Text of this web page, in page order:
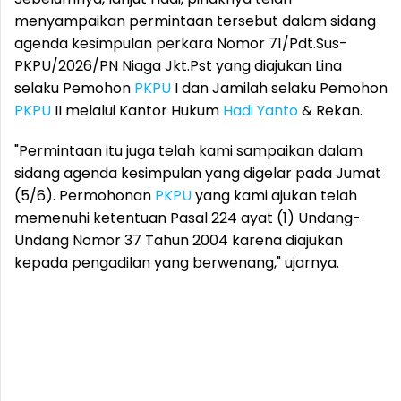
menyampaikan permintaan tersebut dalam sidang
agenda kesimpulan perkara Nomor 71/Pdt.Sus-
PKPU/2026/PN Niaga Jkt.Pst yang diajukan Lina
selaku Pemohon PKPU I dan Jamilah selaku Pemohon
PKPU II melalui Kantor Hukum Hadi Yanto& Rekan.
"Permintaan itu juga telah kami sampaikan dalam
sidang agenda kesimpulan yang digelar pada Jumat
(5/6). Permohonan PKPUyang kami ajukan telah
memenuhi ketentuan Pasal 224 ayat (1) Undang-
Undang Nomor 37 Tahun 2004 karena diajukan
kepada pengadilan yang berwenang," ujarnya.